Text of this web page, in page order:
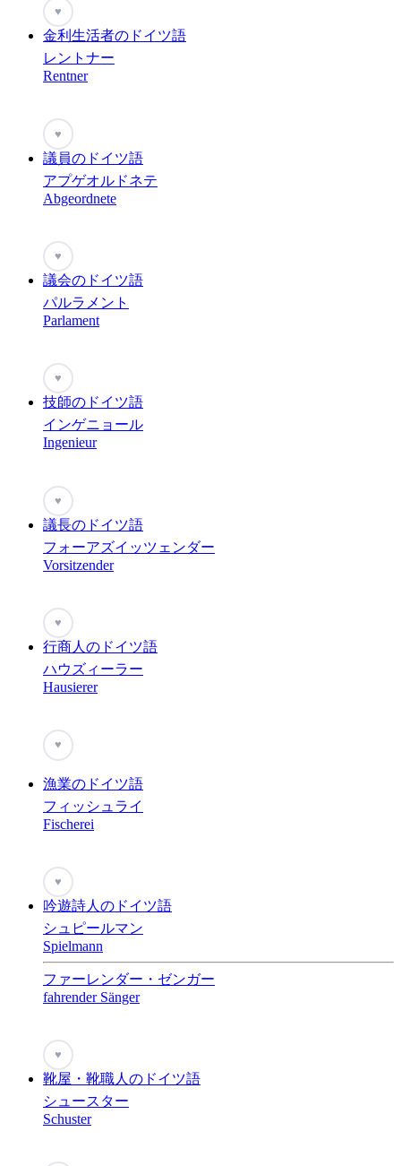
♥
金利生活者のドイツ語
レントナー
Rentner
♥
議員のドイツ語
アプゲオルドネテ
Abgeordnete
♥
議会のドイツ語
パルラメント
Parlament
♥
技師のドイツ語
インゲニョール
Ingenieur
♥
議長のドイツ語
フォーアズイッツェンダー
Vorsitzender
♥
行商人のドイツ語
ハウズィーラー
Hausierer
♥
漁業のドイツ語
フィッシュライ
Fischerei
♥
吟遊詩人のドイツ語
シュピールマン
Spielmann
ファーレンダー・ゼンガー
fahrender Sänger
♥
靴屋・靴職人のドイツ語
シュースター
Schuster